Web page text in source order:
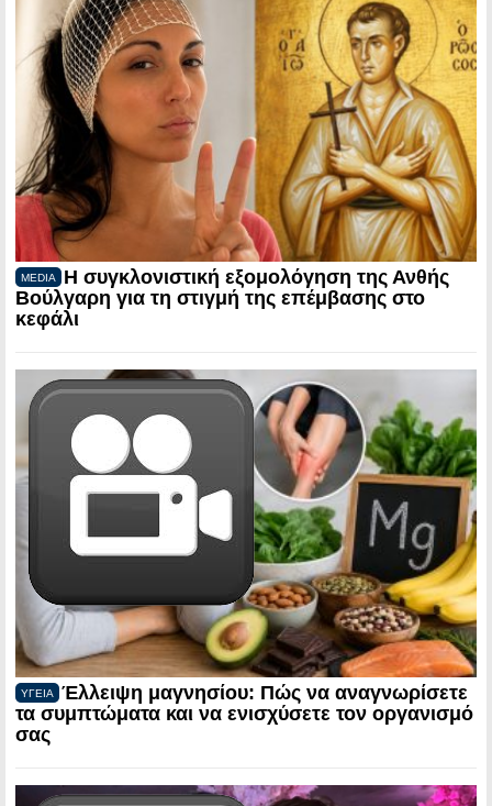
MEDIA
Η συγκλονιστική εξομολόγηση της Ανθής
Βούλγαρη για τη στιγμή της επέμβασης στο
κεφάλι
ΥΓΕΙΑ
Έλλειψη μαγνησίου: Πώς να αναγνωρίσετε
τα συμπτώματα και να ενισχύσετε τον οργανισμό
σας